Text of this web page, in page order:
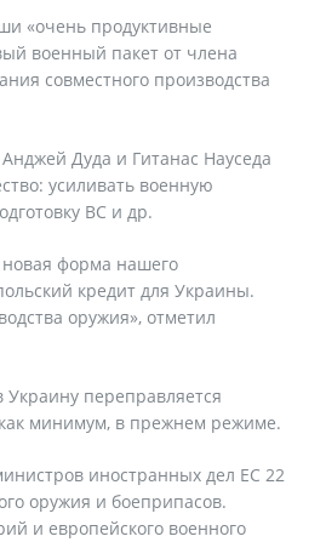
«очень продуктивные
военный пакет от члена
совместного производства
Дуда и Гитанас Науседа
усиливать военную
ВС и др.
форма нашего
кредит для Украины.
оружия», отметил
переправляется
минимум, в прежнем режиме.
иностранных дел ЕС 22
оружия и боеприпасов.
и европейского военного